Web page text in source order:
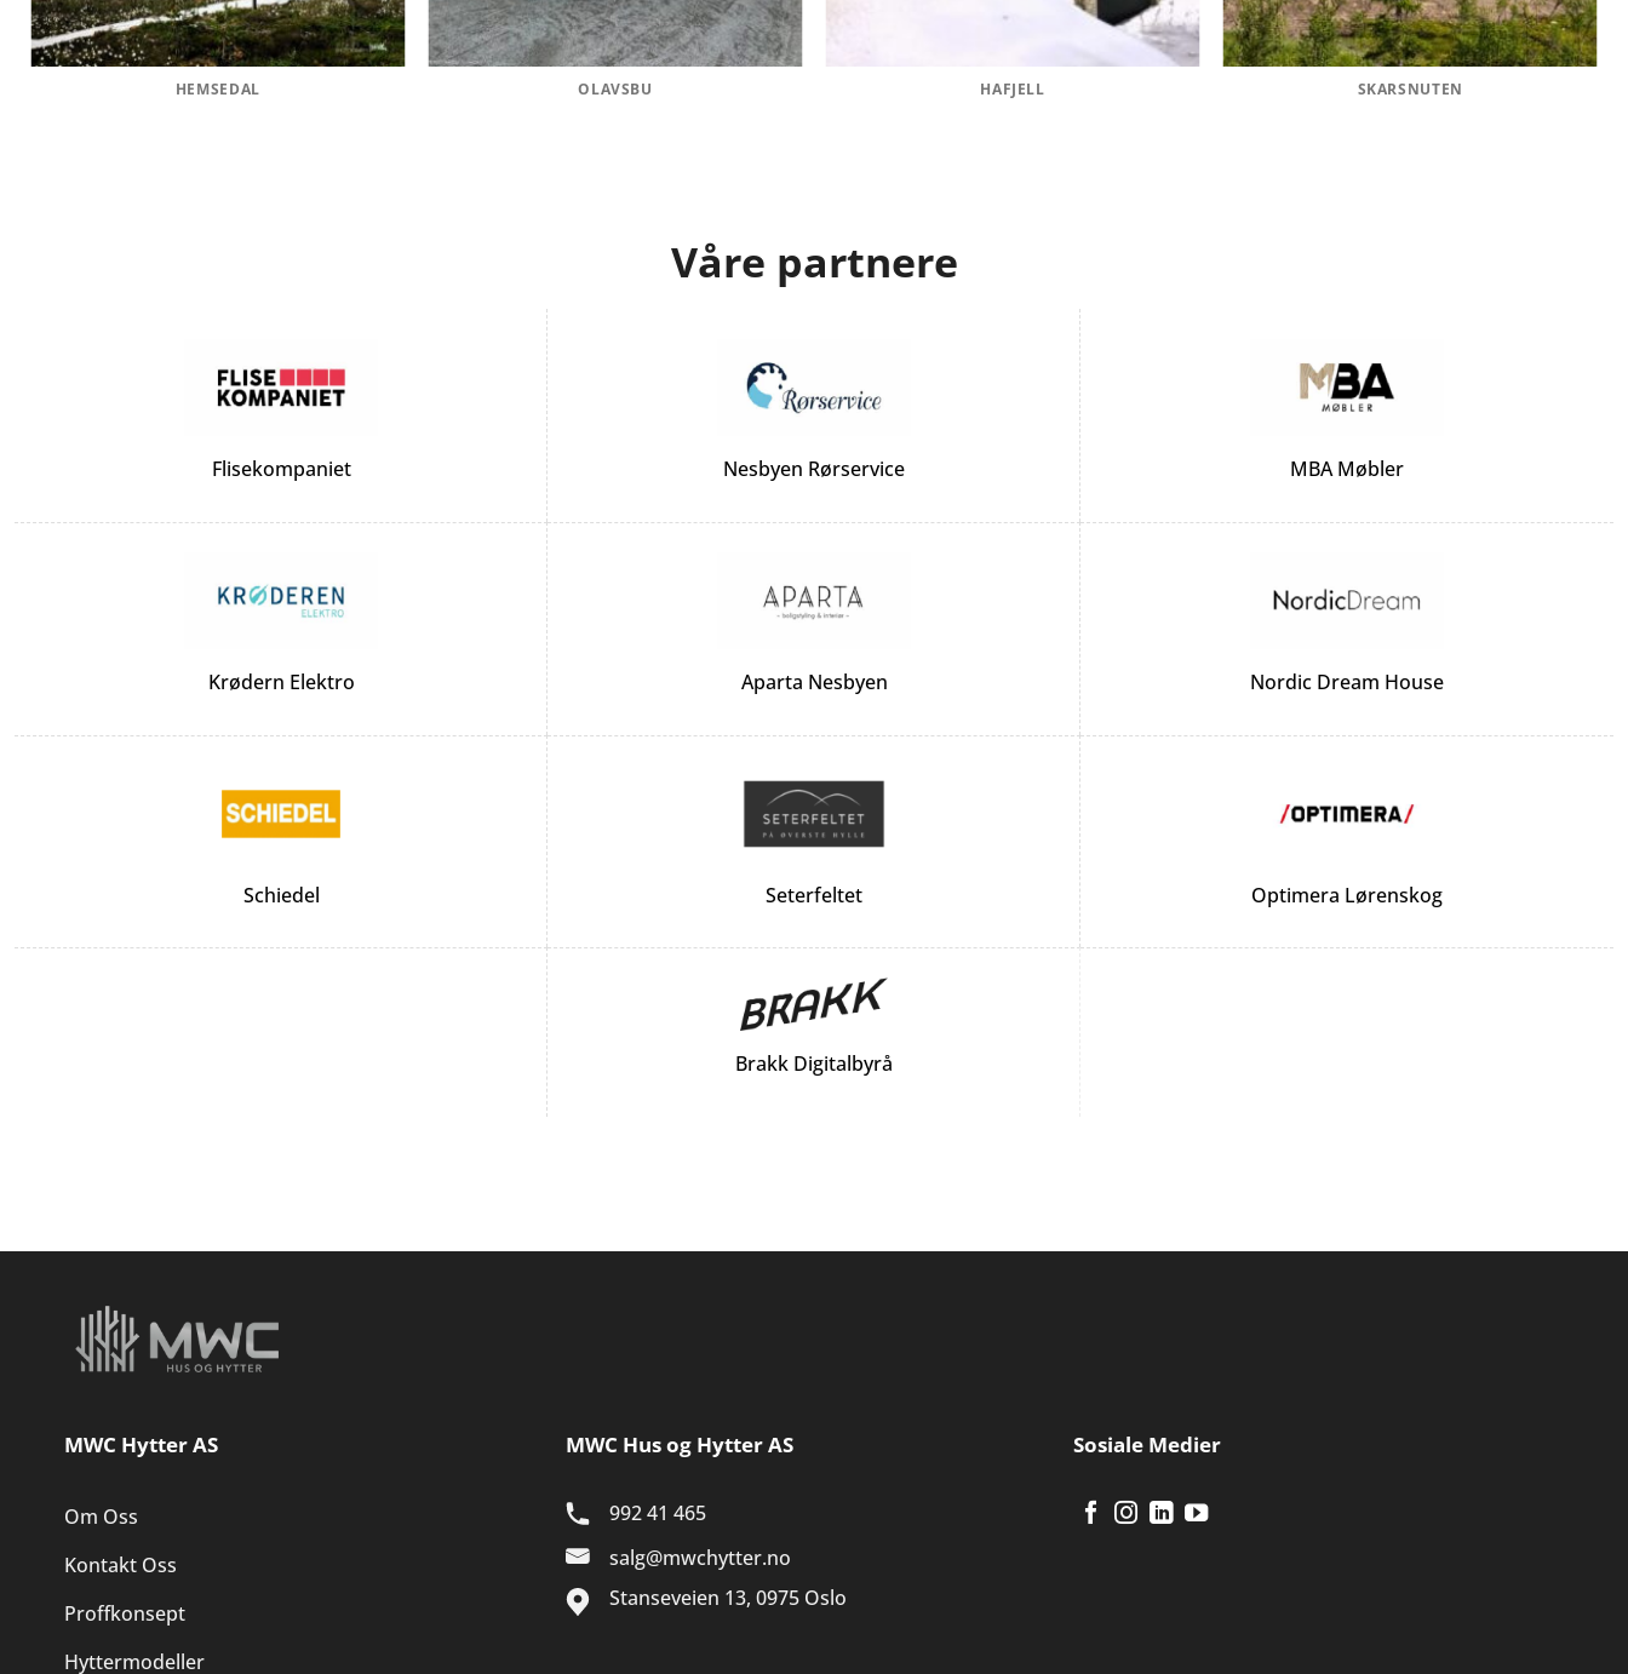
HEMSEDAL OLAVSBU HAFJELL SKARSNUTEN
Våre partnere
Flisekompaniet Nesbyen Rørservice MBA Møbler
Krødern Elektro Aparta Nesbyen Nordic Dream House
Schiedel Seterfeltet Optimera Lørenskog
Brakk Digitalbyrå
MWC Hytter AS
Om Oss
Kontakt Oss
Proffkonsept
Hyttermodeller
MWC Hus og Hytter AS
992 41 465
salg@mwchytter.no
Stanseveien 13, 0975 Oslo
Sosiale Medier